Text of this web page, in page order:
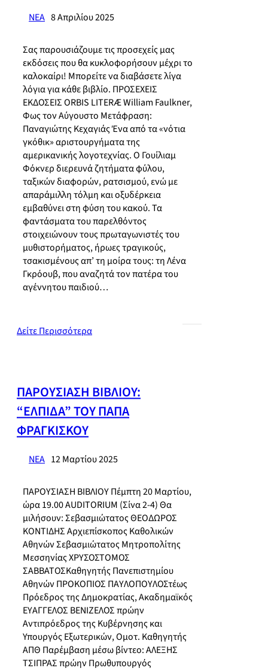
ΝΕΑ 8 Απριλίου 2025
Σας παρουσιάζουμε τις προσεχείς μας
εκδόσεις που θα κυκλοφορήσουν μέχρι το
καλοκαίρι! Μπορείτε να διαβάσετε λίγα
λόγια για κάθε βιβλίο. ΠΡΟΣΕΧΕΙΣ
ΕΚΔΟΣΕΙΣ ORBIS LITERӔ William Faulkner,
Φως τον Αύγουστο Μετάφραση:
Παναγιώτης Κεχαγιάς Ένα από τα «νότια
γκόθικ» αριστουργήματα της
αμερικανικής λογοτεχνίας. Ο Γουίλιαμ
Φόκνερ διερευνά ζητήματα φύλου,
ταξικών διαφορών, ρατσισμού, ενώ με
απαράμιλλη τόλμη και οξυδέρκεια
εμβαθύνει στη φύση του κακού. Τα
φαντάσματα του παρελθόντος
στοιχειώνουν τους πρωταγωνιστές του
μυθιστορήματος, ήρωες τραγικούς,
τσακισμένους απ’ τη μοίρα τους: τη Λένα
Γκρόουβ, που αναζητά τον πατέρα του
αγέννητου παιδιού…
Δείτε Περισσότερα
ΠΑΡΟΥΣΙΑΣΗ ΒΙΒΛΙΟΥ:
“ΕΛΠΙΔΑ” ΤΟΥ ΠΑΠΑ
ΦΡΑΓΚΙΣΚΟΥ
ΝΕΑ 12 Μαρτίου 2025
ΠΑΡΟΥΣΙΑΣΗ ΒΙΒΛΙΟΥ Πέμπτη 20 Μαρτίου,
ώρα 19.00 AUDITORIUM (Σίνα 2-4) Θα
μιλήσουν: Σεβασμιώτατος ΘΕΟΔΩΡΟΣ
ΚΟΝΤΙΔΗΣ Αρχιεπίσκοπος Καθολικών
Αθηνών Σεβασμιώτατος Μητροπολίτης
Μεσσηνίας ΧΡΥΣΟΣΤΟΜΟΣ
ΣΑΒΒΑΤΟΣΚαθηγητής Πανεπιστημίου
Αθηνών ΠΡΟΚΟΠΙΟΣ ΠΑΥΛΟΠΟΥΛΟΣτέως
Πρόεδρος της Δημοκρατίας, Ακαδημαϊκός
ΕΥΑΓΓΕΛΟΣ ΒΕΝΙΖΕΛΟΣ πρώην
Αντιπρόεδρος της Κυβέρνησης και
Υπουργός Εξωτερικών, Ομοτ. Καθηγητής
ΑΠΘ Παρέμβαση μέσω βίντεο: ΑΛΕΞΗΣ
ΤΣΙΠΡΑΣ πρώην Πρωθυπουργός